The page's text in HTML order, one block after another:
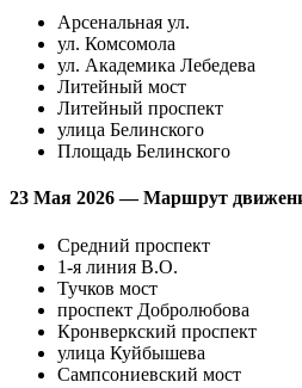
Арсенальная ул.
ул. Комсомола
ул. Академика Лебедева
Литейный мост
Литейный проспект
улица Белинского
Площадь Белинского
23 Мая 2026 — Маршрут
Средний проспект
1-я линия В.О.
Тучков мост
проспект Добролюбова
Кронверкский проспект
улица Куйбышева
Сампсониевский мост